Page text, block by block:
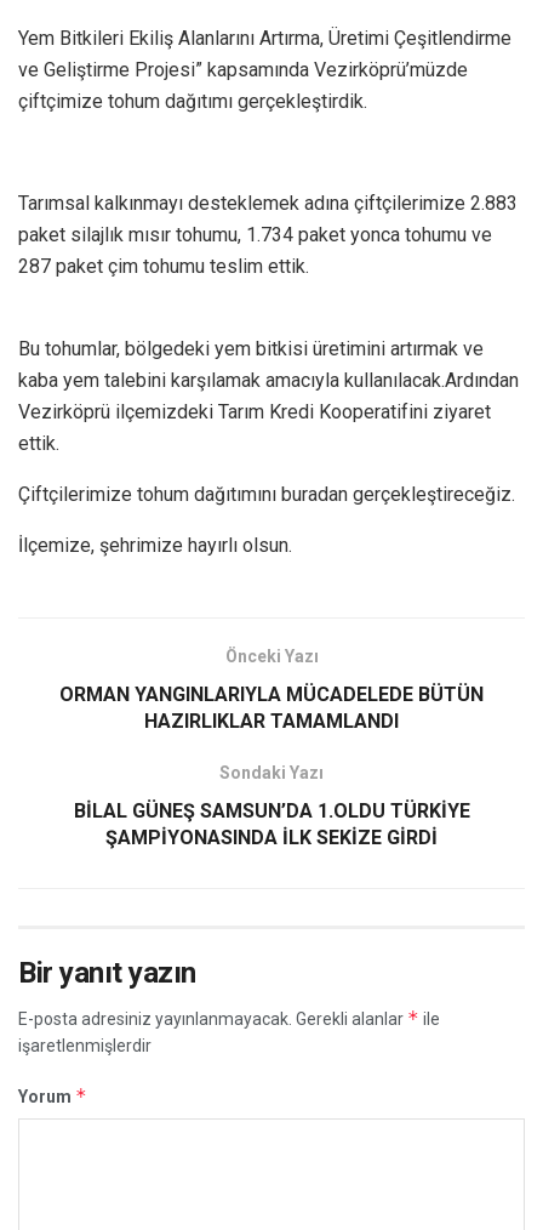
Yem Bitkileri Ekiliş Alanlarını Artırma, Üretimi Çeşitlendirme
ve Geliştirme Projesi” kapsamında Vezirköprü’müzde
çiftçimize tohum dağıtımı gerçekleştirdik.
Tarımsal kalkınmayı desteklemek adına çiftçilerimize 2.883
paket silajlık mısır tohumu, 1.734 paket yonca tohumu ve
287 paket çim tohumu teslim ettik.
Bu tohumlar, bölgedeki yem bitkisi üretimini artırmak ve
kaba yem talebini karşılamak amacıyla kullanılacak.Ardından
Vezirköprü ilçemizdeki Tarım Kredi Kooperatifini ziyaret
ettik.
Çiftçilerimize tohum dağıtımını buradan gerçekleştireceğiz.
İlçemize, şehrimize hayırlı olsun.
Önceki Yazı
ORMAN YANGINLARIYLA MÜCADELEDE BÜTÜN
HAZIRLIKLAR TAMAMLANDI
Sondaki Yazı
BİLAL GÜNEŞ SAMSUN’DA 1.OLDU TÜRKİYE
ŞAMPİYONASINDA İLK SEKİZE GİRDİ
Bir yanıt yazın
E-posta adresiniz yayınlanmayacak. Gerekli alanlar * ile
işaretlenmişlerdir
Yorum *